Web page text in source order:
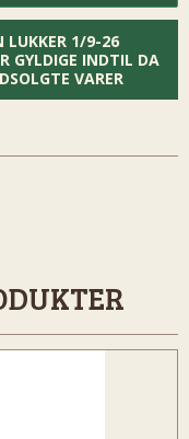
LUKKER 1/9-26
GYLDIGE INDTIL DA
VARER